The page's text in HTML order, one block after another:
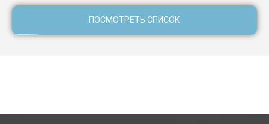
ПОСМОТРЕТЬ СПИСОК